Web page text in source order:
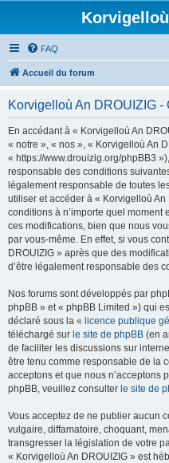
FAQ
Accueil du forum
Korvigelloù An DROUIZIG -
En accédant à « Korvigelloù An
« notre », « nos », « Korvigelloù An
« https://www.drouizig.org/phpBB3
responsable des conditions
légalement responsable de toutes
utiliser et accéder à « Korvigelloù
conditions à n’importe quel moment
ces modifications, bien que nous
par vous-même. En effet, si vous
DROUIZIG » après que des
d’être légalement responsable des
Nos forums sont développés par
phpBB » et « phpBB Limited ») qui
déclaré sous la « licence publique
téléchargé sur le site de phpBB (en
de faciliter les discussions sur
être tenu comme responsable de la
acceptons et que nous n’acceptons
phpBB, veuillez consulter le site de
Vous acceptez de ne publier aucun
vulgaire, diffamatoire, choquant,
transgresser la législation de votre
« Korvigelloù An DROUIZIG » est